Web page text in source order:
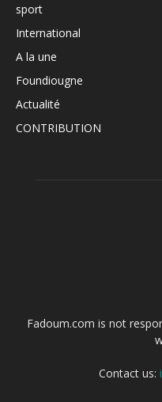
sport
International
A la une
Foundiougne
Actualité
CONTRIBUTION
Fadoum.com is not
Contact us: